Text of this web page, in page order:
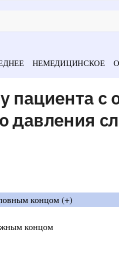
НЕМЕДИЦИНСКОЕ
пациента
давления
концом (+)
концом